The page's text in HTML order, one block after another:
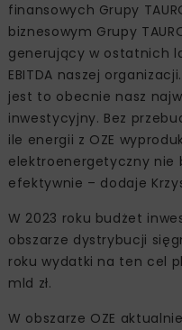
finansowych Grupy
biznesowym Grupy
generujący w ostatnich
EBITDA naszej
jest to obecnie nasz
inwestycyjny. Bez
ile energii z OZE
elektroenergetyczny nie
efektywnie – dodaje
W 2023 roku budżet
obszarze dystrybucji
roku wydatki na ten cel
mld zł.
W obszarze OZE